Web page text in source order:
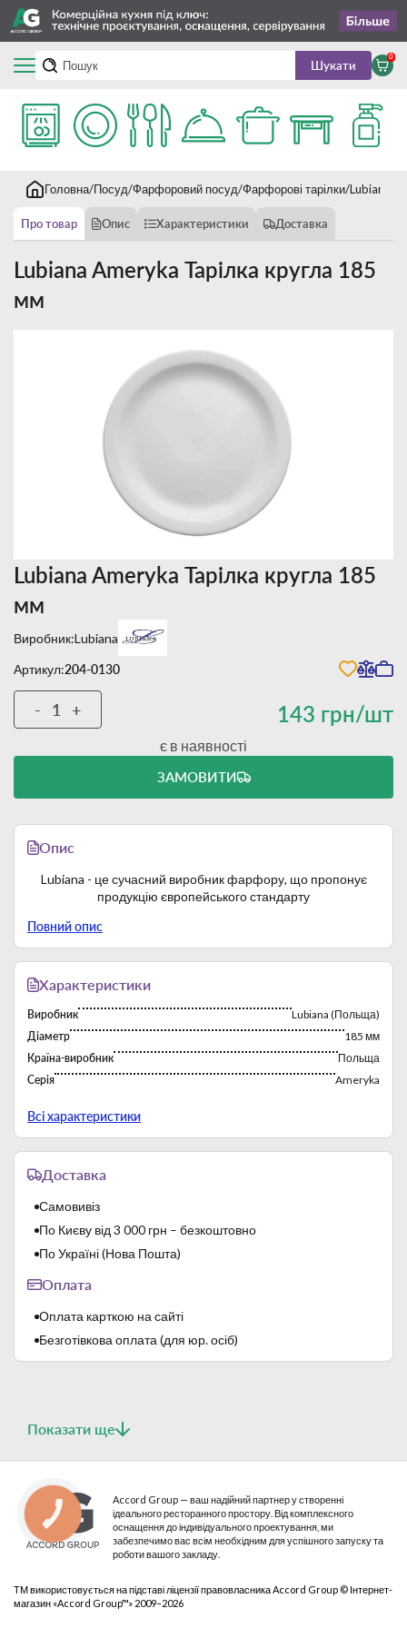
Шукати
0
Головна Посуд Фарфоровий посуд Фарфорові тарілки Lubiana
Про товар Опис Характеристики Доставка
Lubiana Ameryka Тарілка кругла 185
мм
Lubiana Ameryka Тарілка кругла 185
мм
Виробник:Lubiana
Артикул:204-0130
143 грн/шт
- +
є в наявності
ЗАМОВИТИ
Опис
Lubiana - це сучасний виробник фарфору, що пропонує
продукцію європейського стандарту
бренду. Виробничі потужності характеризуються високою
Lubiana виробляє твердий білий фарфор. Застосовуються
багаторазові високотемпературні випали:
- перший, так званий "бісквітний випал" - 1000 ℃;
Цей виробничий процес забезпечує високу термічну
твердість глазурі.
Lubiana – польський бренд, який забезпечує дуже високу
Повний опис
Характеристики
Виробник
Lubiana (Польща)
Діаметр
185 мм
Країна-виробник
Польща
Серія
Ameryka
Всі характеристики
Доставка
Самовивіз
По Києву від 3 000 грн – безкоштовно
По Україні (Нова Пошта)
Оплата
Оплата карткою на сайті
Безготівкова оплата (для юр. осіб)
Показати ще
Accord Group — ваш надійний партнер у створенні
ідеального ресторанного простору. Від комплексного
оснащення до індивідуального проектування, ми
забезпечимо вас всім необхідним для успішного запуску та
роботи вашого закладу.
ТМ використовується на підставі ліцензії правовласника Accord Group © Інтернет-
магазин «Accord Group™» 2009–2026
КНОПКА
СВЯЗИ